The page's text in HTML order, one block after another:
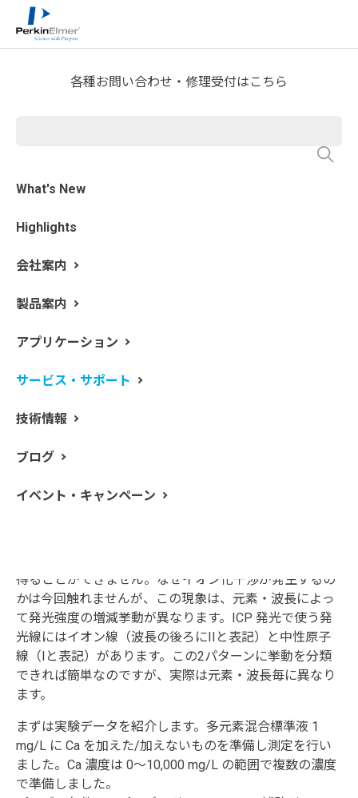
各種お問い合わせ・修理受付はこちら
What's New
Highlights
会社案内
製品案内
アプリケーション
サービス・サポート
技術情報
ブログ
イベント・キャンペーン
ホーム
分析屋さんが言いたがらない 分析のテクニックあれこ
れ
標準補正をうまく使うしかな
い～内標準元素の選定、元
動を把握すれば使えるはず～
に開催されます。パーキンエルマーも出展します。私も
をさせていただきます。ぜひお気軽にお立ち寄りくださ
ア（定性ツールも）も実演して紹介できます。
題の続編です。
得ることができません。なぜイオン化干渉が発生するの
かは今回触れませんが、この現象は、元素・波長によっ
て発光強度の増減挙動が異なります。ICP 発光で使う発
光線にはイオン線（波長の後ろにIIと表記）と中性原子
線（Iと表記）があります。この2パターンに挙動を分類
できれば簡単なのですが、実際は元素・波長毎に異なり
ます。
まずは実験データを紹介します。多元素混合標準液 1
mg/L に Ca を加えた/加えないものを準備し測定を行い
ました。Ca 濃度は 0～10,000 mg/L の範囲で複数の濃度
で準備しました。